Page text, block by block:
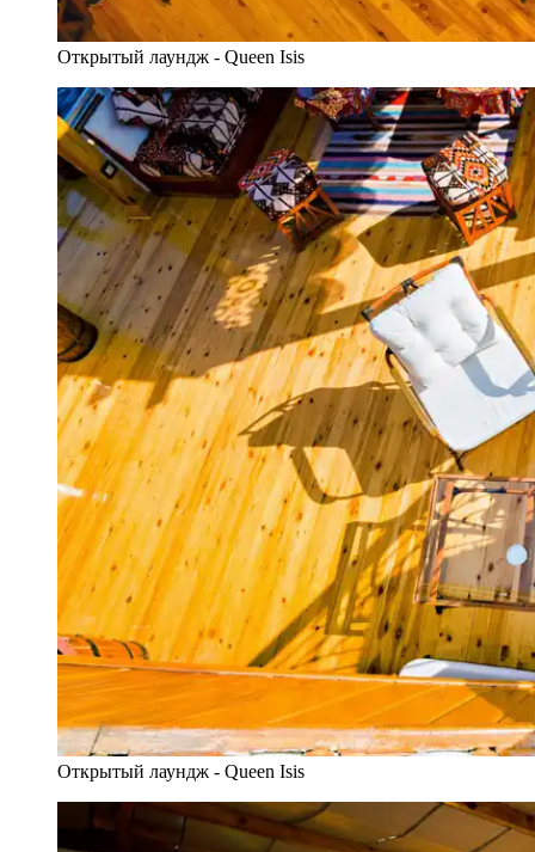
Открытый лаундж - Queen Isis
Открытый лаундж - Queen Isis